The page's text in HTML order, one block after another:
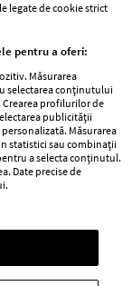
25.09.2025.
legate de cookie strict
pentru a oferi:
Măsurarea
selectarea conținutului
Crearea profilurilor de
publicității
Măsurarea
statistici sau combinații
a selecta conținutul.
Date precise de